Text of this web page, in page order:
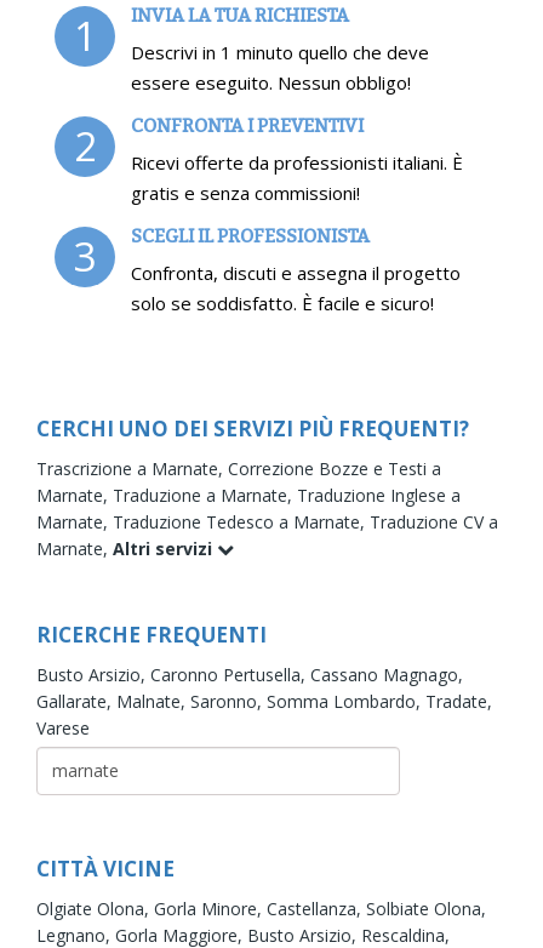
1 INVIA LA TUA RICHIESTA
Descrivi in 1 minuto quello che deve
essere eseguito. Nessun obbligo!
2 CONFRONTA I PREVENTIVI
Ricevi offerte da professionisti italiani. È
gratis e senza commissioni!
3 SCEGLI IL PROFESSIONISTA
Confronta, discuti e assegna il progetto
solo se soddisfatto. È facile e sicuro!
CERCHI UNO DEI SERVIZI PIÙ FREQUENTI?
Trascrizione a Marnate, Correzione Bozze e Testi a
Marnate, Traduzione a Marnate, Traduzione Inglese a
Marnate, Traduzione Tedesco a Marnate, Traduzione CV a
Marnate, Altri servizi
RICERCHE FREQUENTI
Busto Arsizio, Caronno Pertusella, Cassano Magnago,
Gallarate, Malnate, Saronno, Somma Lombardo, Tradate,
Varese
CITTÀ VICINE
Olgiate Olona, Gorla Minore, Castellanza, Solbiate Olona,
Legnano, Gorla Maggiore, Busto Arsizio, Rescaldina,